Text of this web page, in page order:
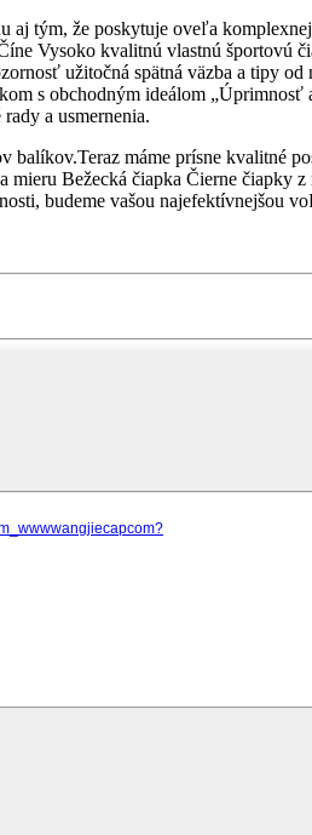
tým, že poskytuje oveľa
Vysoko kvalitnú vlastnú športovú
užitočná spätná väzba a tipy od
s obchodným ideálom
a usmernenia.
máme prísne kvalitné
Bežecká čiapka Čierne
budeme vašou najefektívnejšou